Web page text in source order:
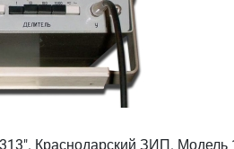
Краснодарский ЗИП. Модель